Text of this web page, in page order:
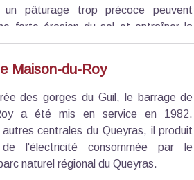
un pâturage trop précoce peuvent
forte érosion du sol et entraîner la
activité pastorale et milieu naturel
entre éleveurs et Parc.
Maison-du-Roy
des gorges du Guil, le barrage de
a été mis en service en 1982.
centrales du Queyras, il produit
de l'électricité consommée par le
naturel régional du Queyras.